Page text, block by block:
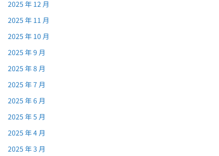
2025 年 12 月
2025 年 11 月
2025 年 10 月
2025 年 9 月
2025 年 8 月
2025 年 7 月
2025 年 6 月
2025 年 5 月
2025 年 4 月
2025 年 3 月